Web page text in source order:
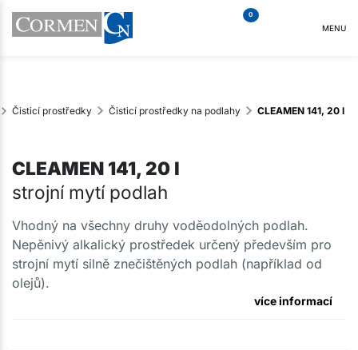
0
MENU
Čisticí prostředky Čisticí prostředky na podlahy CLEAMEN 141, 20 l
CLEAMEN 141, 20 l
strojní mytí podlah
Vhodný na všechny druhy voděodolných podlah.
Nepěnivý alkalický prostředek určený především pro
strojní mytí silně znečištěných podlah (například od
olejů).
více informací